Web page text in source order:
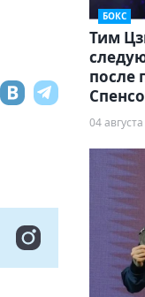
БОКС
Тим
после
04